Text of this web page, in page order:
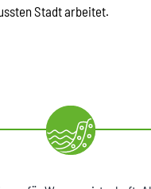
Stadt arbeitet.